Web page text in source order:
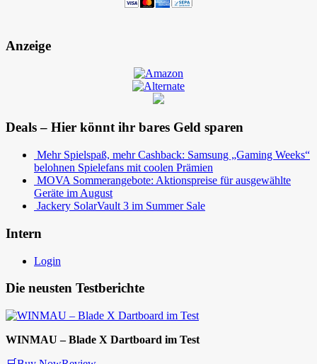
Anzeige
Deals – Hier könnt ihr bares Geld sparen
Mehr Spielspaß, mehr Cashback: Samsung „Gaming Weeks“
belohnen Spielefans mit coolen Prämien
MOVA Sommerangebote: Aktionspreise für ausgewählte
Geräte im August
Jackery SolarVault 3 im Summer Sale
Intern
Login
Die neusten Testberichte
WINMAU – Blade X Dartboard im Test